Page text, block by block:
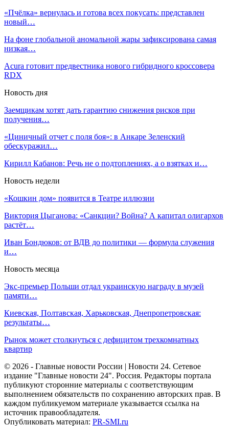
«Пчёлка» вернулась и готова всех покусать: представлен
новый…
На фоне глобальной аномальной жары зафиксирована самая
низкая…
Acura готовит предвестника нового гибридного кроссовера
RDX
Новость дня
Заемщикам хотят дать гарантию снижения рисков при
получения…
«Циничный отчет с поля боя»: в Анкаре Зеленский
обескуражил…
Кирилл Кабанов: Речь не о подтоплениях, а о взятках и…
Новость недели
«Кошкин дом» появится в Театре иллюзии
Виктория Цыганова: «Санкции? Война? А капитал олигархов
растёт…
Иван Бондюков: от ВДВ до политики — формула служения
и…
Новость месяца
Экс-премьер Польши отдал украинскую награду в музей
памяти…
Киевская, Полтавская, Харьковская, Днепропетровская:
результаты…
Рынок может столкнуться с дефицитом трехкомнатных
квартир
© 2026 - Главные новости России | Новости 24. Сетевое
издание "Главные новости 24". Россия. Редакторы портала
публикуют сторонние материалы с соответствующим
выполнением обязательств по сохранению авторских прав. В
каждом публикуемом материале указывается ссылка на
источник правообладателя.
Опубликовать материал: PR-SMI.ru